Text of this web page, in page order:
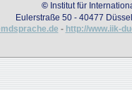
© Institut für
Eulerstraße 50 - 40477
- http://www.iik-